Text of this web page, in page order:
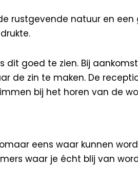
rustgevende natuur en een
dit goed te zien. Bij
de zin te maken. De
bij het horen van de
eens waar kunnen
waar je écht blij van